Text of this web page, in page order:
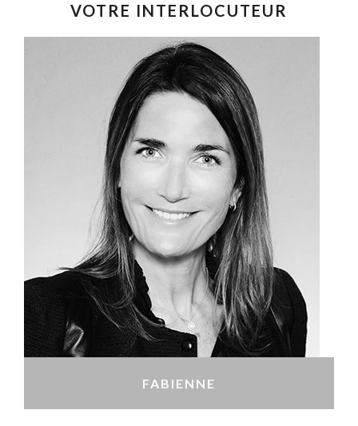
VOTRE INTERLOCUTEUR
FABIENNE